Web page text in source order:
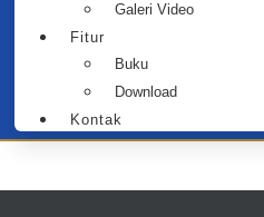
Galeri Video
Fitur
Buku
Download
Kontak